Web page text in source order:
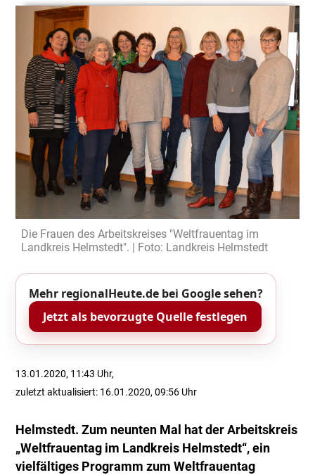
Die Frauen des Arbeitskreises "Weltfrauentag im
Landkreis Helmstedt". | Foto: Landkreis Helmstedt
Mehr regionalHeute.de bei Google sehen?
Jetzt als bevorzugte Quelle festlegen
13.01.2020, 11:43 Uhr,
zuletzt aktualisiert: 16.01.2020, 09:56 Uhr
Helmstedt. Zum neunten Mal hat der Arbeitskreis
„Weltfrauentag im Landkreis Helmstedt“, ein
vielfältiges Programm zum Weltfrauentag